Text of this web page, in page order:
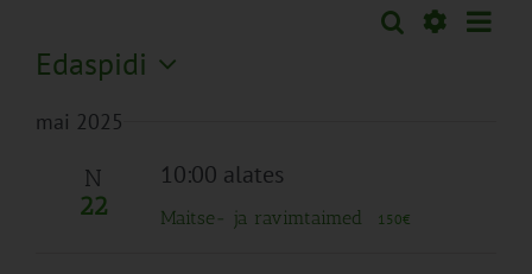
Sündmused
Otsi
Edaspidi
kuupäev.
mai 2025
N
22
10:00 alates
Maitse- ja ravimtaimed 150€